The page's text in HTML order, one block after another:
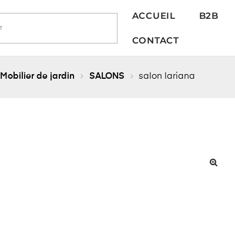
ACCUEIL B2B
CONTACT
Mobilier de jardin SALONS salon lariana